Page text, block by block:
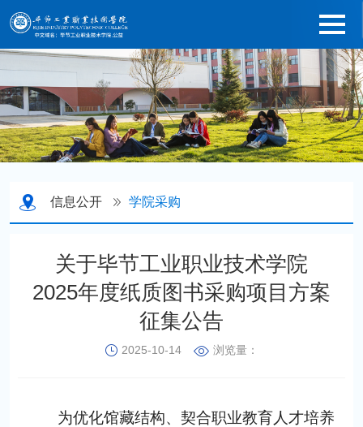
信息公开 学院采购
关于毕节工业职业技术学院
2025年度纸质图书采购项目方案
征集公告
2025-10-14 浏览量：
为优化馆藏结构、契合职业教育人才培养